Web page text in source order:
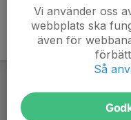
Vi använder oss
webbplats ska
även för
Så